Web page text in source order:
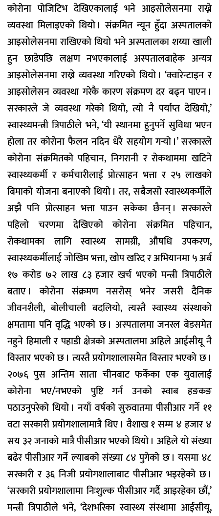
कोरोना पोजिटिभ देखिएकालाई भने आइसोलेसनमा राख्ने
व्यवस्था मिलाइएको थियो । संक्रमित न्यून हुँदा अस्पतालको
आइसोलेसनमा राखिएको थियो भने अस्पतालका शय्या खाली
हुन छाडेपछि लक्षण नभएकालाई अस्पतालबाहेक अन्यत्र
आइसोलेसनमा राख्ने व्यवस्था गरिएको थियो । ‘क्वारेन्टाइन र
आइसोलेसन व्यवस्था गरेकै कारण संक्रमण दर बढ्न पाएन ।
सरकारले जे व्यवस्था गरेको थियो, त्यो नै पर्याप्त देखियो,’
स्वास्थ्यमन्त्री त्रिपाठीले भने, ‘यी स्थानमा हुनुपर्ने सुविधा भएन
होला तर कोरोना फैलन नदिन धेरै सहयोग गर्‍यो ।’ सरकारले
कोरोना संक्रमितको पहिचान, निगरानी र रोकथाममा खटिने
स्वास्थ्यकर्मी र कर्मचारीलाई प्रोत्साहन भत्ता र २५ लाखको
बिमाको योजना बनाएको थियो । तर, सबैजसो स्वास्थ्यकर्मीले
अझै पनि प्रोत्साहन भत्ता पाउन सकेका छैनन् । सरकारले
पहिलो चरणमा देखिएको कोरोना संक्रमित पहिचान,
रोकथामका लागि स्वास्थ्य सामग्री, औषधि उपकरण,
स्वास्थ्यकर्मीलाई जोखिम भत्ता, खोप खरिद र अभियानमा ५ अर्ब
१७ करोड ७२ लाख ८३ हजार खर्च भएको मन्त्री त्रिपाठीले
बताए । कोरोना संक्रमण नसरोस् भनेर जसरी दैनिक
जीवनशैली, बोलीचाली बदलियो, त्यस्तै स्वास्थ्य संस्थाको
क्षमतामा पनि वृद्धि भएको छ । अस्पतालमा जनरल बेडसमेत
नहुने हिमाली र पहाडी क्षेत्रको अस्पतालमा अहिले आईसीयू नै
विस्तार भएको छ । त्यस्तै प्रयोगशालासमेत विस्तार भएको छ ।
२०७६ पुस अन्तिम साता चीनबाट फर्केका एक युवालाई
कोरोना भए/नभएको पुष्टि गर्न उनको स्वाब हङकङ
पठाउनुपरेको थियो । नयाँ वर्षको सुरुवातमा पीसीआर गर्ने ११
वटा सरकारी प्रयोगशालामात्रै थिए । वैशाख १ सम्म ४ हजार ४
सय ३२ जनाको मात्रै पीसीआर भएको थियो । अहिले यो संख्या
बढेर पीसीआर गर्ने ल्याबको संख्या ८४ पुगेको छ । यसमा ४८
सरकारी र ३६ निजी प्रयोगशालाबाट पीसीआर भइरहेको छ ।
‘सरकारी प्रयोगशालामा निःशुल्क पीसीआर गर्दै आइरहेका छौं,’
मन्त्री त्रिपाठीले भने, ‘देशभरिका स्वास्थ्य संस्थामा आईसीयू,